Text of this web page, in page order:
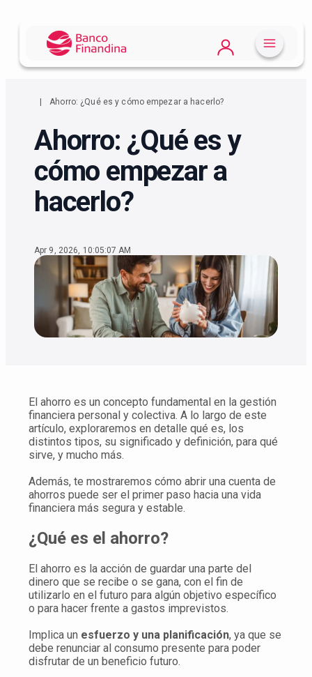
Ahorro: ¿Qué es y cómo empezar a hacerlo?
Apr 9, 2026, 10:05:07 AM
Ahorro: ¿Qué es y
cómo empezar a
hacerlo?
El ahorro es un concepto fundamental en la gestión
financiera personal y colectiva. A lo largo de este
artículo, exploraremos en detalle qué es, los
distintos tipos, su significado y definición, para qué
sirve, y mucho más.
Además, te mostraremos cómo abrir una cuenta de
ahorros puede ser el primer paso hacia una vida
financiera más segura y estable.
¿Qué es el ahorro?
El ahorro es la acción de guardar una parte del
dinero que se recibe o se gana, con el fin de
utilizarlo en el futuro para algún objetivo específico
o para hacer frente a gastos imprevistos.
Implica un esfuerzo y una planificación, ya que se
debe renunciar al consumo presente para poder
disfrutar de un beneficio futuro.